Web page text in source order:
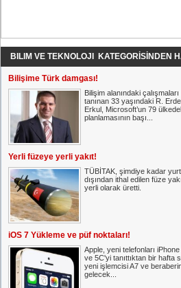
BILIM VE TEKNOLOJI KATEGORİSİNDEN
Bilişime Türk damgası!
Bilişim alanındaki çalışmaları
tanınan 33 yaşındaki R.
Erkul, Microsoft’un 79
planlamasının başı...
Yerli füzeye yerli yakıt!
TÜBİTAK, şimdiye kadar yurt
dışından ithal edilen füze
yerli olarak üretti.
iOS 7 Yükleme ve püf noktaları!
Apple, yeni telefonları
ve 5C'yi tanıttıktan bir hafta
yeni işlemcisi A7 ve
gelecek...